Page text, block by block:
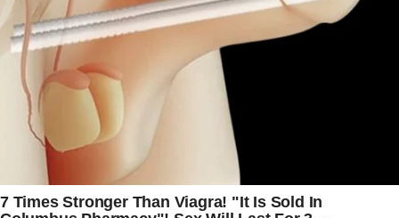
Na ação apresentada nos Estados Unidos,
entretanto, a Rumble e a Trump Media
sustentam que algumas das determinações do
ministro teriam ultrapassado os limites da
jurisdição brasileira ao atingir perfis e usuários
localizados em território norte-americano. As
empresas alegam ainda que houve restrições